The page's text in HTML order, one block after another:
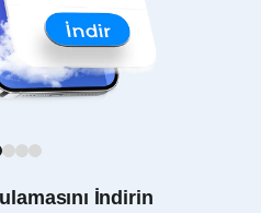
İndirin
2 3 4